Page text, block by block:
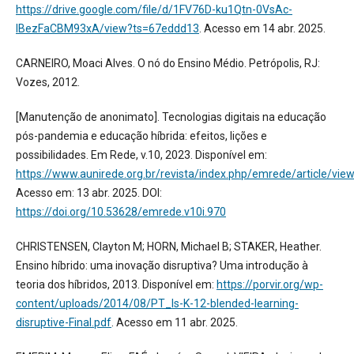
https://drive.google.com/file/d/1FV76D-ku1Qtn-0VsAc-
lBezFaCBM93xA/view?ts=67eddd13 . Acesso em 14 abr. 2025.
CARNEIRO, Moaci Alves. O nó do Ensino Médio. Petrópolis, RJ:
Vozes, 2012.
[Manutenção de anonimato]. Tecnologias digitais na educação
pós-pandemia e educação híbrida: efeitos, lições e
possibilidades. Em Rede, v.10, 2023. Disponível em:
https://www.aunirede.org.br/revista/index.php/emrede/article/
Acesso em: 13 abr. 2025. DOI:
https://doi.org/10.53628/emrede.v10i.970
CHRISTENSEN, Clayton M; HORN, Michael B; STAKER, Heather.
Ensino híbrido: uma inovação disruptiva? Uma introdução à
teoria dos híbridos, 2013. Disponível em: https://porvir.org/wp-
content/uploads/2014/08/PT_Is-K-12-blended-learning-
disruptive-Final.pdf. Acesso em 11 abr. 2025.